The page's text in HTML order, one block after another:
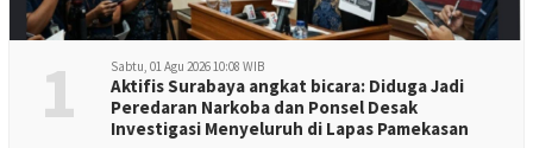
1 Sabtu, 01 Agu 2026 10:08 WIB
Aktifis Surabaya angkat bicara: Diduga Jadi
Peredaran Narkoba dan Ponsel Desak
Investigasi Menyeluruh di Lapas Pamekasan